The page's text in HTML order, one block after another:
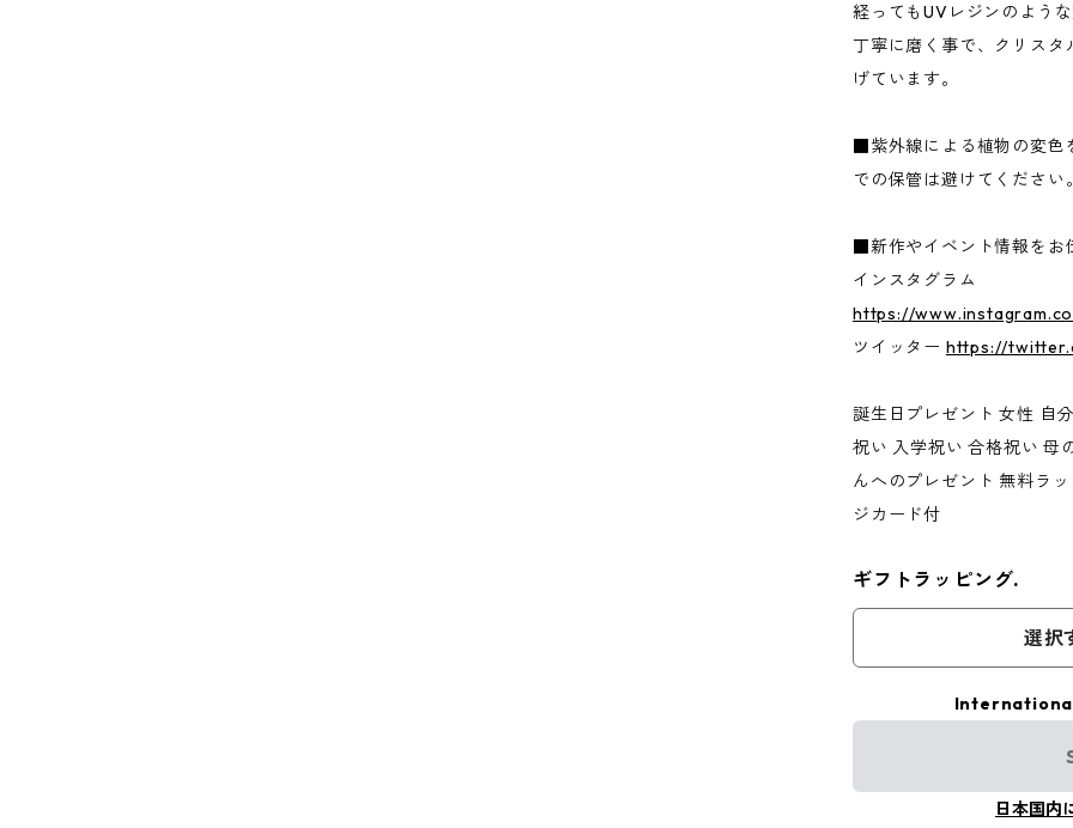
経ってもUVレジンのよう
丁寧に磨く事で、クリス
げています。
■紫外線による植物の変色
での保管は避けてください
■新作やイベント情報をお
インスタグラム
https://
ツイッター https://
誕生日プレゼント 女性 自
祝い 入学祝い 合格祝い 母
んへのプレゼント 無料ラ
ジカード付
ギフトラッピング.
選択
日本国内